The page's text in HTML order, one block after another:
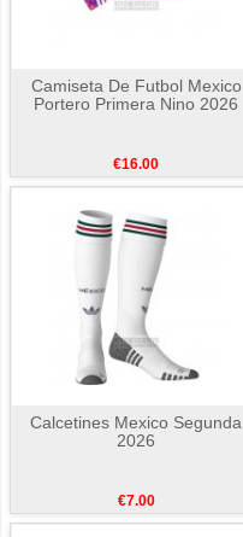
Camiseta De Futbol Mexico
Portero Primera Nino 2026
€16.00
Calcetines Mexico Segunda
2026
€7.00